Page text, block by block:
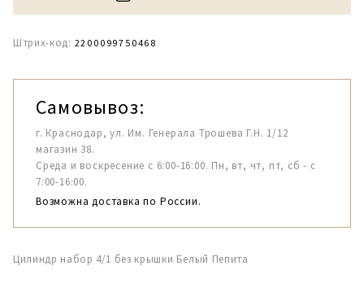
Штрих-код: 2200099750468
Самовывоз:
г. Краснодар, ул. Им. Генерала Трошева Г.Н. 1/12
магазин 38.
Среда и воскресение с 6:00-16:00. Пн, вт, чт, пт, сб - с
7:00-16:00.
Возможна доставка по России.
Цилиндр набор 4/1 без крышки Белый Пепита